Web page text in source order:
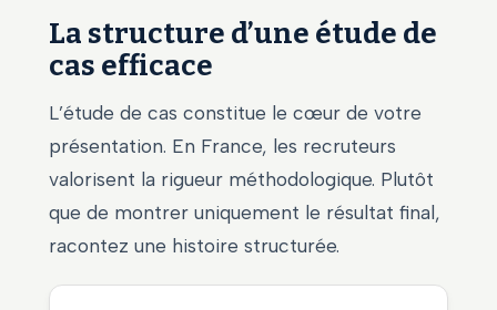
La structure d’une étude de
cas efficace
L’étude de cas constitue le cœur de votre
présentation. En France, les recruteurs
valorisent la rigueur méthodologique. Plutôt
que de montrer uniquement le résultat final,
racontez une histoire structurée.